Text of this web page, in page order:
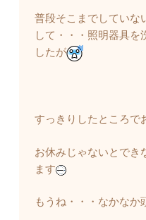
普段そこまでしていな
して・・・照明器具を
したが
すっきりしたところで
お休みじゃないとでき
ます
もうね・・・なかな